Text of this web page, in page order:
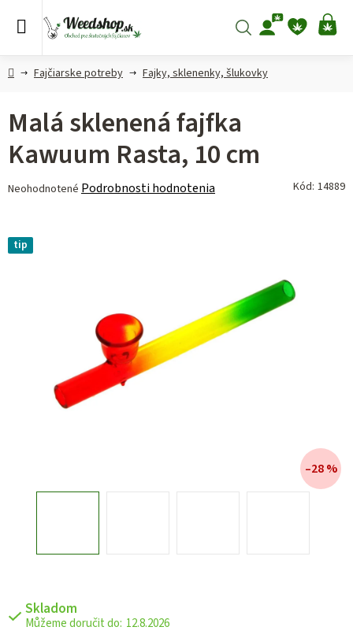
Hľadať
DomovFajčiarske potreby Fajky, sklenenky, šlukovky
Skladom
12.8.2026
Malá sklenená fajfka
Kawuum Rasta, 10 cm
Priemerné
je
0,0
Neohodnotené Podrobnosti hodnotenia Kód: 14889
tip
–28 %